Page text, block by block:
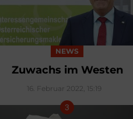
NEWS
Zuwachs im Westen
16. Februar 2022, 15:19